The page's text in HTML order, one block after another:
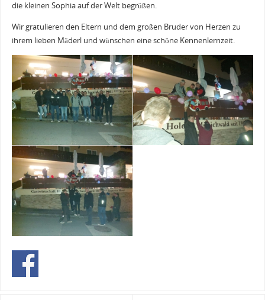
die kleinen Sophia auf der Welt begrüßen.
Wir gratulieren den Eltern und dem großen Bruder von Herzen zu
ihrem lieben Mäderl und wünschen eine schöne Kennenlernzeit.